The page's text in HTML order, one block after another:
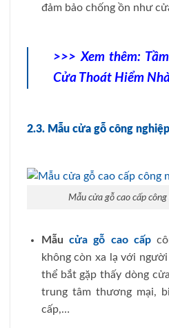
đảm bảo chống ồn như
>>> Xem thêm:
Cửa Thoát Hiểm
2.3. Mẫu cửa gỗ công
Mẫu cửa gỗ cao cấp
Mẫucửa gỗ cao cấp
không còn xa lạ với
thể bắt gặp thấy dòng
trung tâm thương mại,
cấp,…